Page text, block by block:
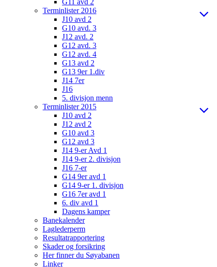
G11 avd 2
Terminlister 2016
J10 avd 2
G10 avd. 3
J12 avd. 2
G12 avd. 3
G12 avd. 4
G13 avd 2
G13 9er 1.div
J14 7er
J16
5. divisjon menn
Terminlister 2015
J10 avd 2
J12 avd 2
G10 avd 3
G12 avd 3
J14 9-er Avd 1
J14 9-er 2. divisjon
J16 7-er
G14 9er avd 1
G14 9-er 1. divisjon
G16 7er avd 1
6. div avd 1
Dagens kamper
Banekalender
Laglederperm
Resultatrapportering
Skader og forsikring
Her finner du Søyabanen
Linker